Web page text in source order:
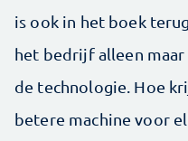
is ook in het boek
het bedrijf alleen maar
de technologie. Hoe
betere machine voor